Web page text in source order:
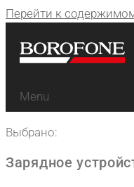
Перейти к
Menu
Выбрано:
Зарядное